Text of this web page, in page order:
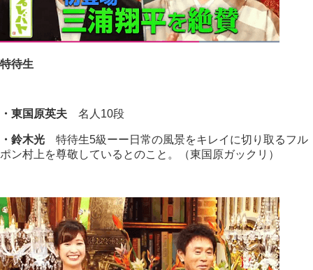
特待生
・東国原英夫 名人10段
・鈴木光 特待生5級ーー日常の風景をキレイに切り取るフル
ポン村上を尊敬しているとのこと。（東国原ガックリ）